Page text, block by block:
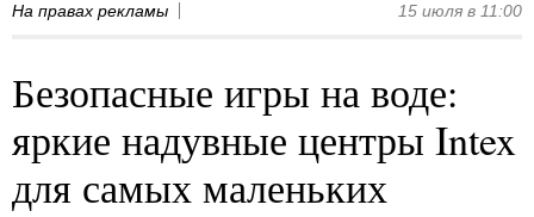
На правах рекламы 15 июля в 11:00
Безопасные игры на воде:
яркие надувные центры Intex
для самых маленьких